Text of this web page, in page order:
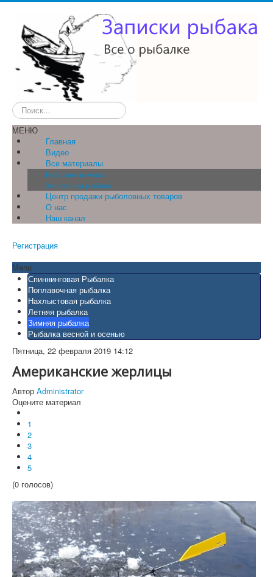
Искать...
МЕНЮ
Главная
Видео
Все материалы
Рыболовные места
Хитрости на рыбалке
Центр продажи рыболовных товаров
О нас
Наш канал
Регистрация
Menu
Спиннинговая Рыбалка
Поплавочная рыбалка
Нахлыстовая рыбалка
Летняя рыбалка
Зимняя рыбалка
Рыбалка весной и осенью
Пятница, 22 февраля 2019 14:12
Американские жерлицы
Автор Administrator
Оцените материал
1
2
3
4
5
(0 голосов)